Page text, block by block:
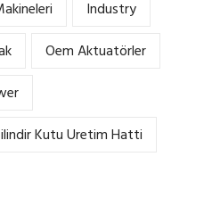
Industry
Oem Aktuatörler
Kutu Uretim Hatti